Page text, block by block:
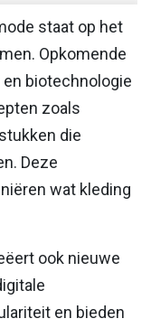
staat op het
Opkomende
biotechnologie
zoals
die
Deze
wat kleding
ook nieuwe
en bieden